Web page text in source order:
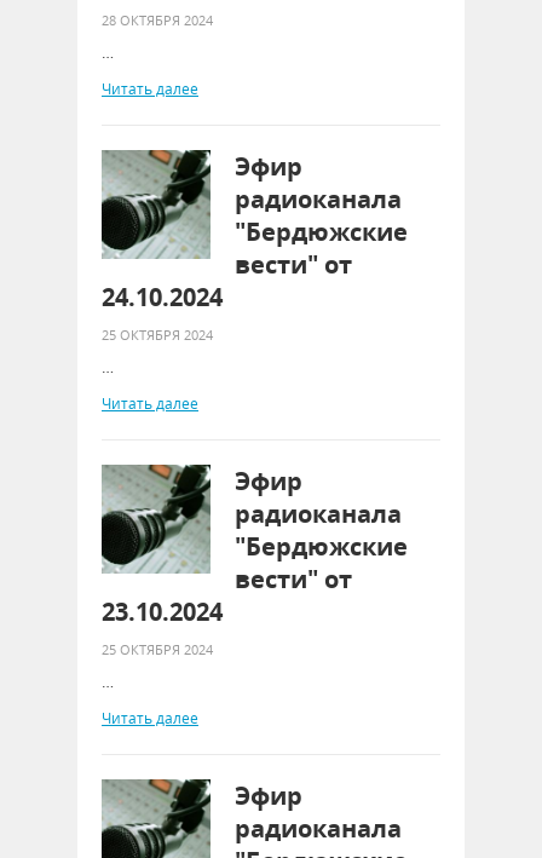
28 ОКТЯБРЯ 2024
…
Читать далее
Эфир
радиоканала
"Бердюжские
вести" от
24.10.2024
25 ОКТЯБРЯ 2024
…
Читать далее
Эфир
радиоканала
"Бердюжские
вести" от
23.10.2024
25 ОКТЯБРЯ 2024
…
Читать далее
Эфир
радиоканала